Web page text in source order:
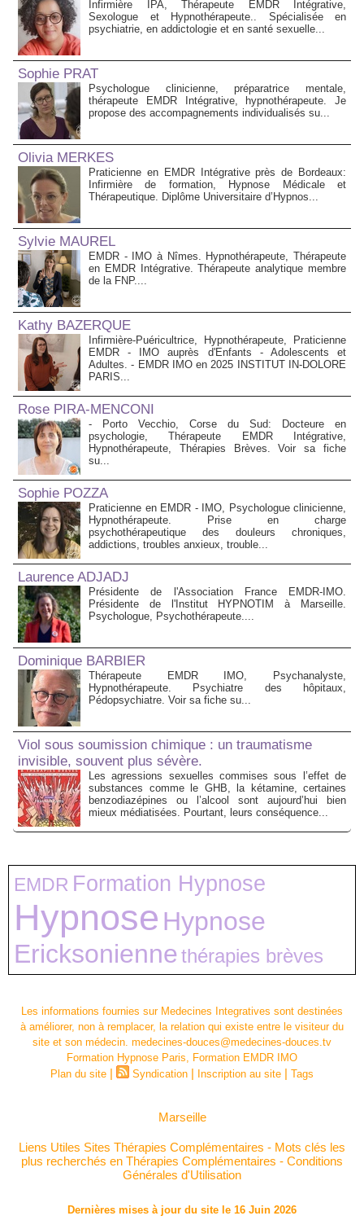
Infirmière IPA, Thérapeute EMDR Intégrative,
Sexologue et Hypnothérapeute.. Spécialisée en
psychiatrie, en addictologie et en santé sexuelle...
Sophie PRAT
Psychologue clinicienne, préparatrice mentale,
thérapeute EMDR Intégrative, hypnothérapeute. Je
propose des accompagnements individualisés su...
Olivia MERKES
Praticienne en EMDR Intégrative près de Bordeaux:
Infirmière de formation, Hypnose Médicale et
Thérapeutique. Diplôme Universitaire d’Hypnos...
Sylvie MAUREL
EMDR - IMO à Nîmes. Hypnothérapeute, Thérapeute
en EMDR Intégrative. Thérapeute analytique membre
de la FNP....
Kathy BAZERQUE
Infirmière-Puéricultrice, Hypnothérapeute, Praticienne
EMDR - IMO auprès d'Enfants - Adolescents et
Adultes. - EMDR IMO en 2025 INSTITUT IN-DOLORE
PARIS...
Rose PIRA-MENCONI
- Porto Vecchio, Corse du Sud: Docteure en
psychologie, Thérapeute EMDR Intégrative,
Hypnothérapeute, Thérapies Brèves. Voir sa fiche
su...
Sophie POZZA
Praticienne en EMDR - IMO, Psychologue clinicienne,
Hypnothérapeute. Prise en charge
psychothérapeutique des douleurs chroniques,
addictions, troubles anxieux, trouble...
Laurence ADJADJ
Présidente de l'Association France EMDR-IMO.
Présidente de l'Institut HYPNOTIM à Marseille.
Psychologue, Psychothérapeute....
Dominique BARBIER
Thérapeute EMDR IMO, Psychanalyste,
Hypnothérapeute. Psychiatre des hôpitaux,
Pédopsychiatre. Voir sa fiche su...
Viol sous soumission chimique : un traumatisme
invisible, souvent plus sévère.
Les agressions sexuelles commises sous l’effet de
substances comme le GHB, la kétamine, certaines
benzodiazépines ou l’alcool sont aujourd’hui bien
mieux médiatisées. Pourtant, leurs conséquence...
EMDR Formation Hypnose
Hypnose Hypnose
Ericksoniennethérapies brèves
Les informations fournies sur Medecines Integratives sont destinées
à améliorer, non à remplacer, la relation qui existe entre le visiteur du
site et son médecin. medecines-douces@medecines-douces.tv
Formation Hypnose Paris, Formation EMDR IMO
Plan du site | Syndication | Inscription au site | Tags
Marseille
Liens Utiles Sites Thérapies Complémentaires - Mots clés les
plus recherchés en Thérapies Complémentaires - Conditions
Générales d'Utilisation
Dernières mises à jour du site le 16 Juin 2026